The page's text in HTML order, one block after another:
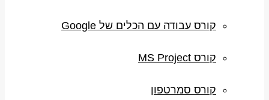
קורס עבודה עם הכלים של Google
קורס MS Project
קורס סמרטפון